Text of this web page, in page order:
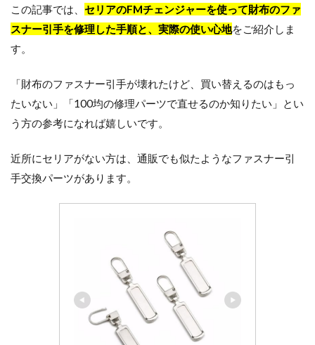
この記事では、 セリアのFMチェンジャーを使って財布のファ
スナー引手を修理した手順と、実際の使い心地をご紹介しま
す。
「財布のファスナー引手が壊れたけど、買い替えるのはもっ
たいない」「100均の修理パーツで直せるのか知りたい」とい
う方の参考になれば嬉しいです。
近所にセリアがない方は、通販でも似たようなファスナー引
手交換パーツがあります。